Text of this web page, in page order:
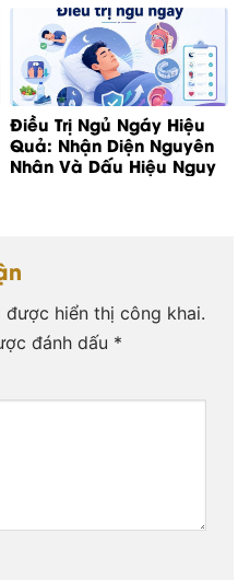
Điều Trị Ngủ Ngáy Hiệu
Quả: Nhận Diện Nguyên
Nhân Và Dấu Hiệu Nguy
được hiển thị công khai.
đánh dấu *